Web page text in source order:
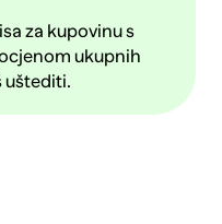
za kupovinu s
ukupnih
uštediti.